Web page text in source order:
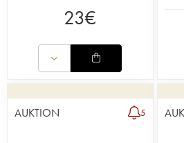
23€
AUKTION 5